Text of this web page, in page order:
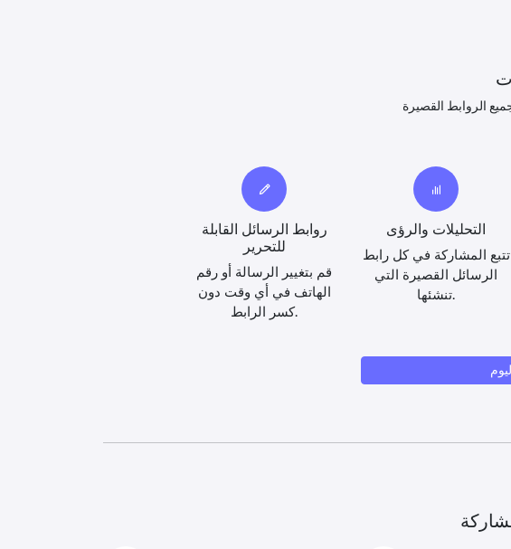
روابط الرسائل القابلة
للتحرير
قم بتغيير الرسالة أو رقم
الهاتف في أي وقت دون
كسر الرابط.
التحليلات والرؤى
تتبع المشاركة في كل رابط
الرسائل القصيرة التي
تنشئها.